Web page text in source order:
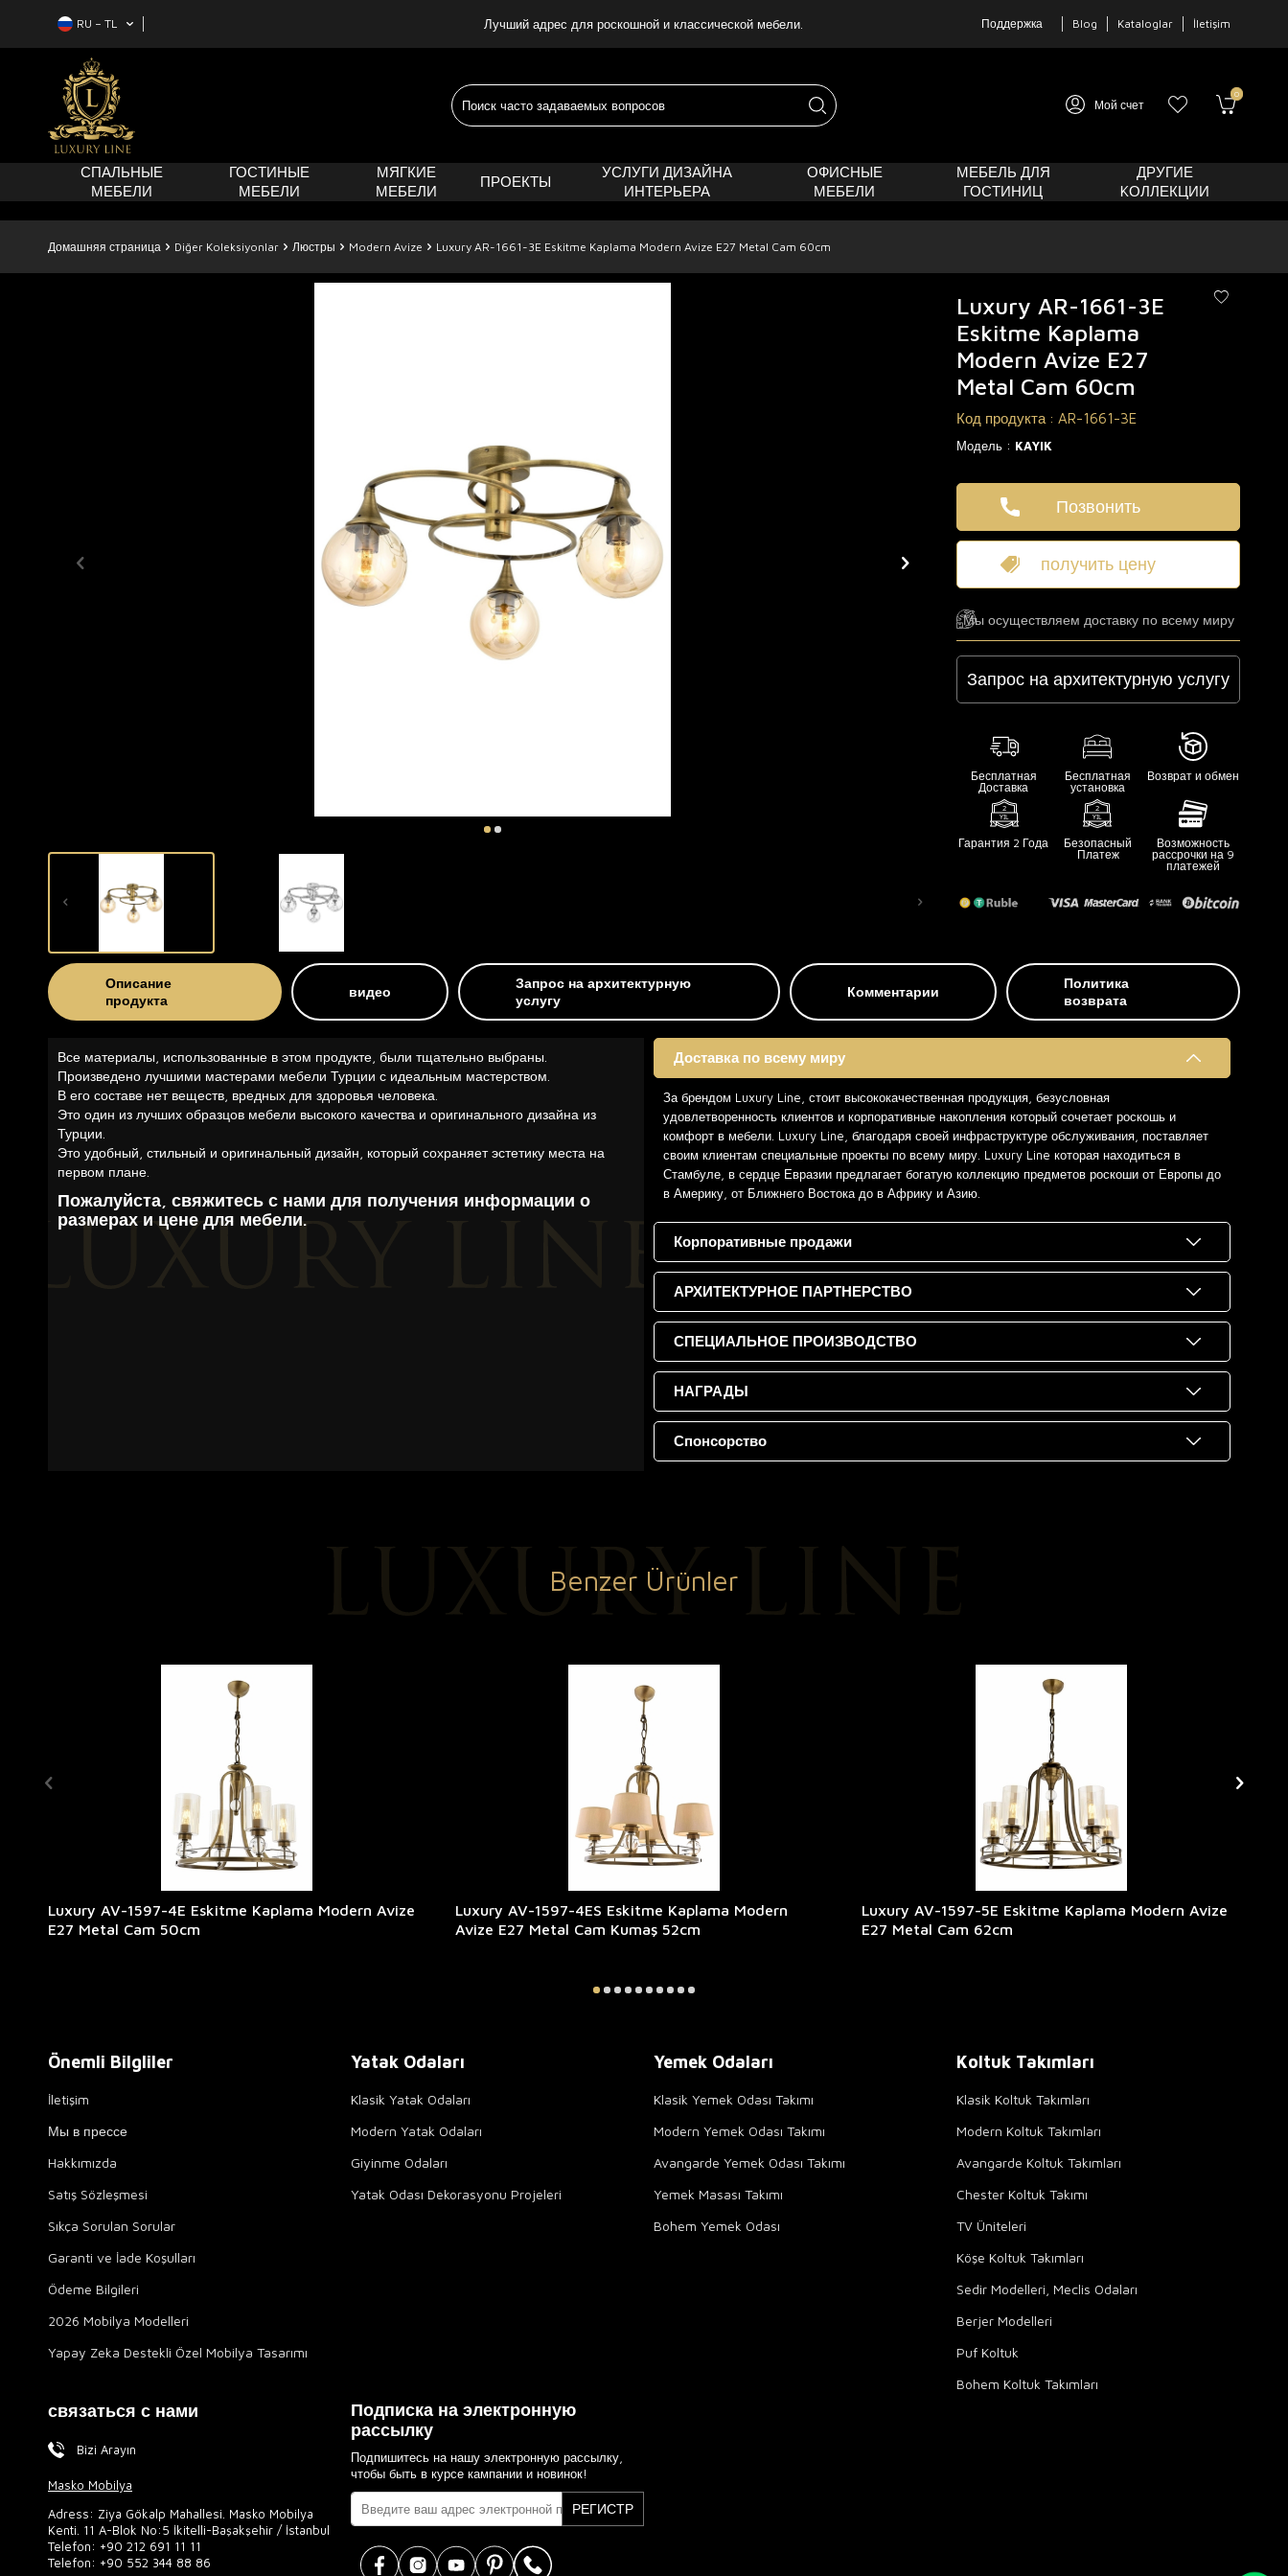
RU − TL Лучший адрес для роскошной и классической мебели. Поддержка Blog Kataloglar İletişim
Мой счет
0
СПАЛЬНЫЕ
МЕБЕЛИ
ГОСТИНЫЕ
МЕБЕЛИ
МЯГКИЕ
МЕБЕЛИ
ПРОЕКТЫ
УСЛУГИ ДИЗАЙНА
ИНТЕРЬЕРА
ОФИСНЫЕ
МЕБЕЛИ
МЕБЕЛЬ ДЛЯ
ГОСТИНИЦ
ДРУГИЕ
KОЛЛЕКЦИИ
Домашняя страница Diğer Koleksiyonlar Люстры Modern Avize Luxury AR-1661-3E Eskitme Kaplama Modern Avize E27 Metal Cam 60cm
Luxury AR-1661-3E
Eskitme Kaplama
Modern Avize E27
Metal Cam 60cm
Код продукта : AR-1661-3E
Модель : KAYIK
Позвонить
получить цену
Мы осуществляем доставку по всему миру
Запрос на архитектурную услугу
Бесплатная
Доставка
Бесплатная
установка
Возврат и обмен
Гарантия 2 Года
Безопасный
Платеж
Возможность
рассрочки на 9
платежей
Описание
продукта
видео
Запрос на архитектурную
услугу
Комментарии
Политика
возврата
Все материалы, использованные в этом продукте, были тщательно выбраны.
Произведено лучшими мастерами мебели Турции с идеальным мастерством.
В его составе нет веществ, вредных для здоровья человека.
Это один из лучших образцов мебели высокого качества и оригинального дизайна из
Турции.
Это удобный, стильный и оригинальный дизайн, который сохраняет эстетику места на
первом плане.
Пожалуйста, свяжитесь с нами для получения информации о
размерах и цене для мебели.
Доставка по всему миру
За брендом Luxury Line, стоит высококачественная продукция, безусловная
удовлетворенность клиентов и корпоративные накопления который сочетает роскошь и
комфорт в мебели. Luxury Line, благодаря своей инфраструктуре обслуживания, поставляет
своим клиентам специальные проекты по всему миру. Luxury Line которая находиться в
Стамбуле, в сердце Евразии предлагает богатую коллекцию предметов роскоши от Европы до
в Америку, от Ближнего Востока до в Африку и Азию.
Корпоративные продажи
АРХИТЕКТУРНОЕ ПАРТНЕРСТВО
СПЕЦИАЛЬНОЕ ПРОИЗВОДСТВО
НАГРАДЫ
Спонсорство
Benzer Ürünler
Luxury AV-1597-4E Eskitme Kaplama Modern Avize
E27 Metal Cam 50cm
Luxury AV-1597-4ES Eskitme Kaplama Modern
Avize E27 Metal Cam Kumaş 52cm
Luxury AV-1597-5E Eskitme Kaplama Modern Avize
E27 Metal Cam 62cm
Önemli Bilgliler
İletişim
Мы в прессе
Hakkımızda
Satış Sözleşmesi
Sıkça Sorulan Sorular
Garanti ve İade Koşulları
Ödeme Bilgileri
2026 Mobilya Modelleri
Yapay Zeka Destekli Özel Mobilya Tasarımı
Yatak Odaları
Klasik Yatak Odaları
Modern Yatak Odaları
Giyinme Odaları
Yatak Odası Dekorasyonu Projeleri
Yemek Odaları
Klasik Yemek Odası Takımı
Modern Yemek Odası Takımı
Avangarde Yemek Odası Takımı
Yemek Masası Takımı
Bohem Yemek Odası
Koltuk Takımları
Klasik Koltuk Takımları
Modern Koltuk Takımları
Avangarde Koltuk Takımları
Chester Koltuk Takımı
TV Üniteleri
Köşe Koltuk Takımları
Sedir Modelleri, Meclis Odaları
Berjer Modelleri
Puf Koltuk
Bohem Koltuk Takımları
связаться с нами
Bizi Arayın
Masko Mobilya
Adress: Ziya Gökalp Mahallesi. Masko Mobilya
Kenti. 11 A-Blok No:5 İkitelli-Başakşehir / İstanbul
Telefon: +90 212 691 11 11
Telefon: +90 552 344 88 86
Подписка на электронную
рассылку
Подпишитесь на нашу электронную рассылку,
чтобы быть в курсе кампании и новинок!
РЕГИСТР